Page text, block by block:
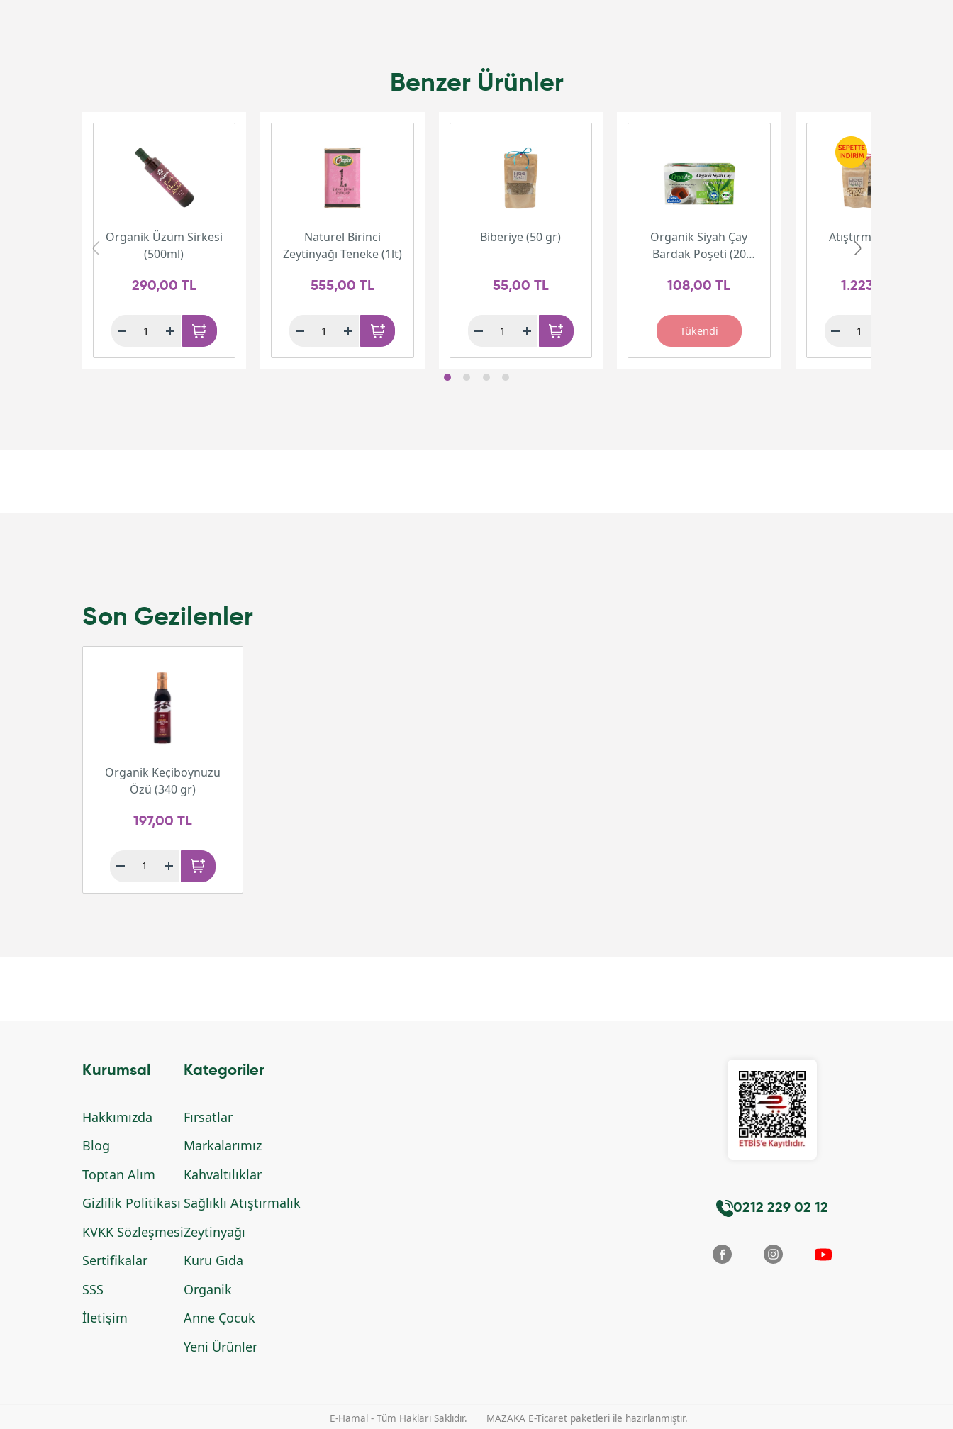
Benzer Ürünler
Organik Üzüm Sirkesi
(500ml)
290,00 TL
Naturel Birinci
Zeytinyağı Teneke (1lt)
555,00 TL
Biberiye (50 gr)
55,00 TL
Organik Siyah Çay
Bardak Poşeti (20
108,00 TL
Tükendi
Atıştırmalık Paketi
1.223,00 TL
Son Gezilenler
Organik Keçiboynuzu
Özü (340 gr)
197,00 TL
Kurumsal
Hakkımızda
Blog
Toptan Alım
Gizlilik Politikası
KVKK Sözleşmesi
Sertifikalar
SSS
İletişim
Kategoriler
Fırsatlar
Markalarımız
Kahvaltılıklar
Sağlıklı Atıştırmalık
Zeytinyağı
Kuru Gıda
Organik
Anne Çocuk
Yeni Ürünler
0212 229 02 12
E-Hamal - Tüm Hakları Saklıdır. MAZAKA E-Ticaret paketleri ile hazırlanmıştır.